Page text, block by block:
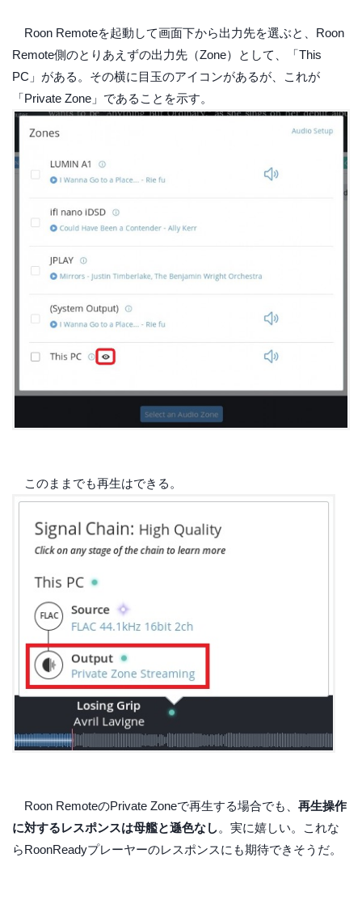
Roon Remoteを起動して画面下から出力先を選ぶと、Roon
Remote側のとりあえずの出力先（Zone）として、「This
PC」がある。その横に目玉のアイコンがあるが、これが
「Private Zone」であることを示す。
このままでも再生はできる。
Roon RemoteのPrivate Zoneで再生する場合でも、 再生操作
に対するレスポンスは母艦と遜色なし。実に嬉しい。これな
らRoonReadyプレーヤーのレスポンスにも期待できそうだ。